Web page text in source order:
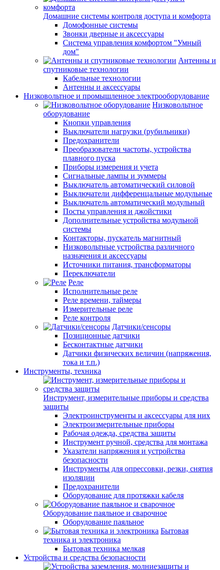
Домашние системы контроля доступа и комфорта
Домофонные системы
Звонки дверные и аксессуары
Система управления комфортом "Умный
дом"
Антенны и
спутниковые технологии
Кабельные технологии
Антенны и аксессуары
Низковольтное и промышленное электрооборудование
Низковольтное
оборудование
Кнопки управления
Выключатели нагрузки (рубильники)
Предохранители
Преобразователи частоты, устройства
плавного пуска
Приборы измерения и учета
Сигнальные лампы и зуммеры
Выключатель автоматический силовой
Выключатели дифференцальные модульные
Выключатель автоматический модульный
Посты управления и джойстики
Дополнительные устройства модульной
системы
Контакторы, пускатель магнитный
Низковольтные устройства различного
назначения и аксессуары
Источники питания, трансформаторы
Переключатели
Реле
Исполнительные реле
Реле времени, таймеры
Измерительные реле
Реле контроля
Датчики/сенсоры
Позиционные датчики
Бесконтактные датчики
Датчики физических величин (напряжения,
тока и т.п.)
Инструменты, техника
Инструмент, измерительные приборы и средства
защиты
Электроинструменты и аксессуары для них
Электроизмерительные приборы
Рабочая одежда, средства защиты
Инструмент ручной, средства для монтажа
Указатели напряжения и устройства
безопасности
Инструменты для опрессовки, резки, снятия
изоляции
Предохранители
Оборудование для протяжки кабеля
Оборудование паяльное и сварочное
Оборудование паяльное
Бытовая
техника и электроника
Бытовая техника мелкая
Устройства и средства безопасности